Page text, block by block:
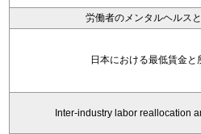
労働者のメンタルヘルス
日本における最低賃金と
Inter-industry labor reallocation